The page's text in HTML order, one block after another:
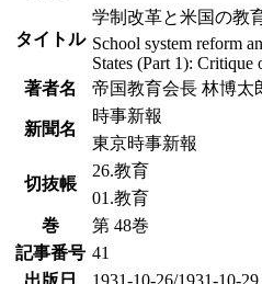
タイトル
学制改革と米国の教
School system reform
States (Part 1):
著者名
帝国教育会長 林博太
新聞名
時事新報
東京時事新報
切抜帳
26.教育
01.教育
巻
第 48巻
記事番号 41
出版日
1931-10-26/1931-10-29